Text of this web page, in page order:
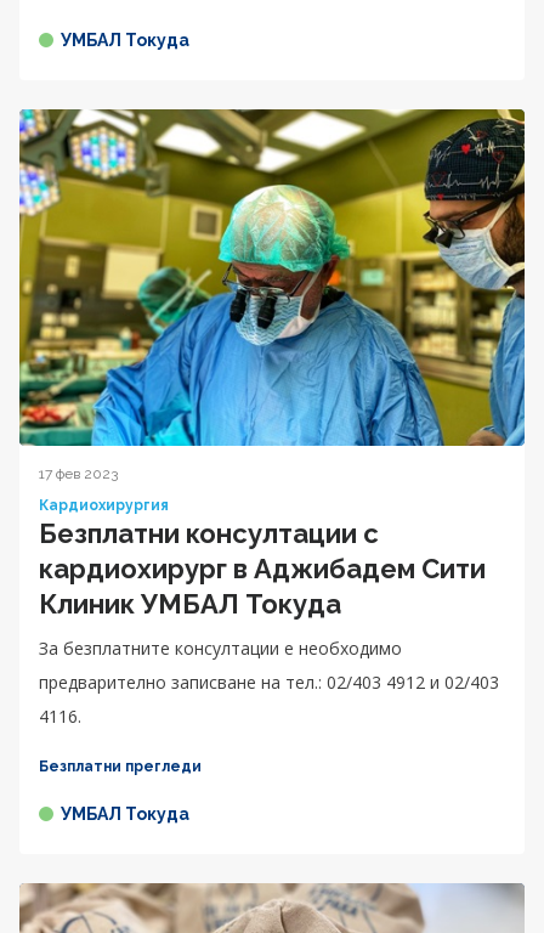
УМБАЛ Токуда
17 фев 2023
Кардиохирургия
Безплатни консултации с
кардиохирург в Аджибадем Сити
Клиник УМБАЛ Токуда
За безплатните консултации е необходимо
предварително записване на тел.: 02/403 4912 и 02/403
4116.
Безплатни прегледи
УМБАЛ Токуда